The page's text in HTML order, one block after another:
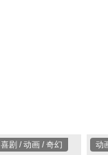
喜剧 / 动画 / 奇幻 动